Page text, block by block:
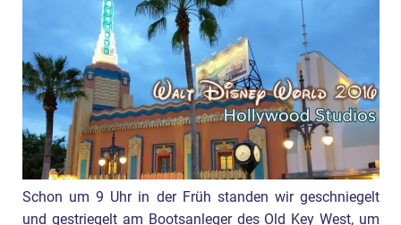
Schon um 9 Uhr in der Früh standen wir geschniegelt
und gestriegelt am Bootsanleger des Old Key West, um